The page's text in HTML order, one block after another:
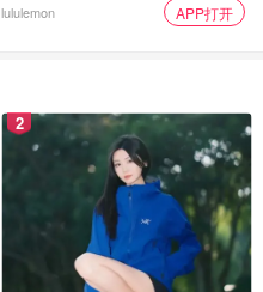
lululemon APP打开
2